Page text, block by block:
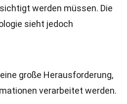
werden müssen. Die
sieht jedoch
große Herausforderung,
verarbeitet werden.